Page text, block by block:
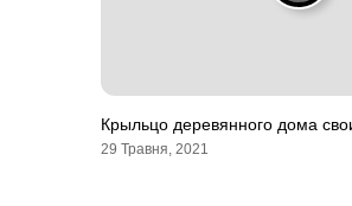
Крыльцо деревянного дома
29 Травня, 2021